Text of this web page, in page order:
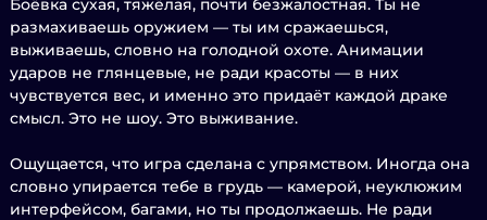
Боёвка сухая, тяжёлая, почти безжалостная. Ты не
размахиваешь оружием — ты им сражаешься,
выживаешь, словно на голодной охоте. Анимации
ударов не глянцевые, не ради красоты — в них
чувствуется вес, и именно это придаёт каждой драке
смысл. Это не шоу. Это выживание.
Ощущается, что игра сделана с упрямством. Иногда она
словно упирается тебе в грудь — камерой, неуклюжим
интерфейсом, багами, но ты продолжаешь. Не ради